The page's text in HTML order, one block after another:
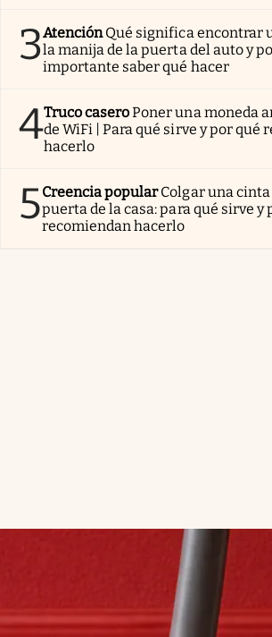
3AtenciónQué significa encontrar
la manija de la puerta del auto y
importante saber qué hacer
4Truco caseroPoner una moneda
de WiFi | Para qué sirve y por qué
hacerlo
5Creencia popularColgar una
puerta de la casa: para qué sirve y
recomiendan hacerlo